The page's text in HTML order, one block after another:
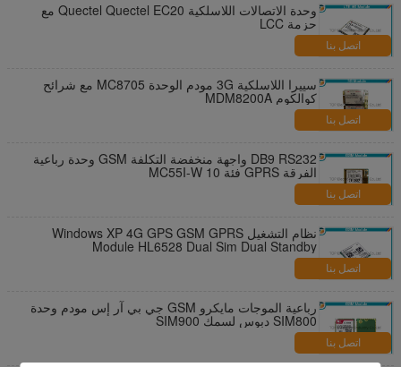
وحدة الاتصالات اللاسلكية Quectel Quectel EC20 مع
حزمة LCC
اتصل بنا
سييرا اللاسلكية 3G مودم الوحدة MC8705 مع شرائح
كوالكوم MDM8200A
اتصل بنا
DB9 RS232 واجهة منخفضة التكلفة GSM وحدة رباعية
الفرقة GPRS فئة 10 MC55I-W
اتصل بنا
نظام التشغيل Windows XP 4G GPS GSM GPRS
Module HL6528 Dual Sim Dual Standby
اتصل بنا
رباعية الموجات مايكرو GSM جي بي آر إس مودم وحدة
SIM800 دبوس لسمك SIM900
اتصل بنا